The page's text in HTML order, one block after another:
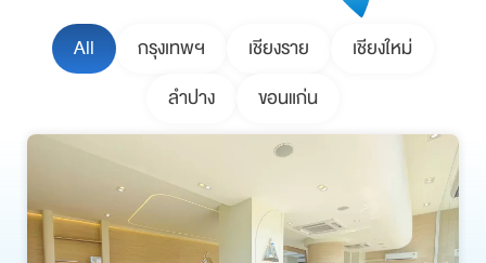
All กรุงเทพฯ เชียงราย
เชียงใหม่
ลำปาง
ขอนแก่น